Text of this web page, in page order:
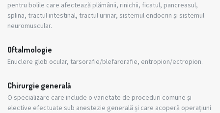
pentru bolile care afectează plămânii, rinichii, ficatul, pancreasul,
splina, tractul intestinal, tractul urinar, sistemul endocrin și sistemul
neuromuscular.
Oftalmologie
Enuclere glob ocular, tarsorafie/blefarorafie, entropion/ectropion.
Chirurgie generală
O specializare care include o varietate de proceduri comune și
elective efectuate sub anestezie generală și care acoperă operațiuni